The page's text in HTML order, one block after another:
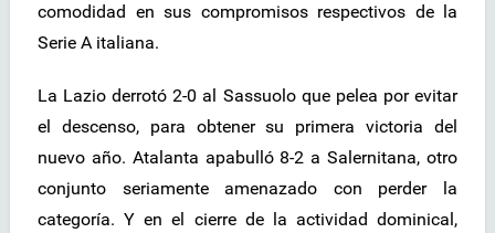
comodidad en sus compromisos respectivos de la
Serie A italiana.
La Lazio derrotó 2-0 al Sassuolo que pelea por evitar
el descenso, para obtener su primera victoria del
nuevo año. Atalanta apabulló 8-2 a Salernitana, otro
conjunto seriamente amenazado con perder la
categoría. Y en el cierre de la actividad dominical,